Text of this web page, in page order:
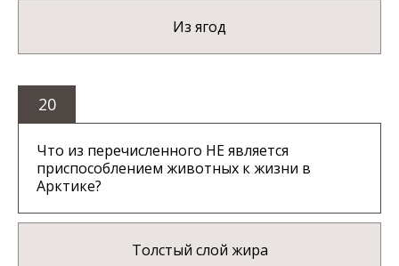
Из ягод
20
Что из перечисленного НЕ является
приспособлением животных к жизни в
Арктике?
Толстый слой жира